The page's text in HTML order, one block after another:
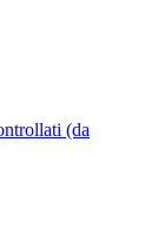
(da